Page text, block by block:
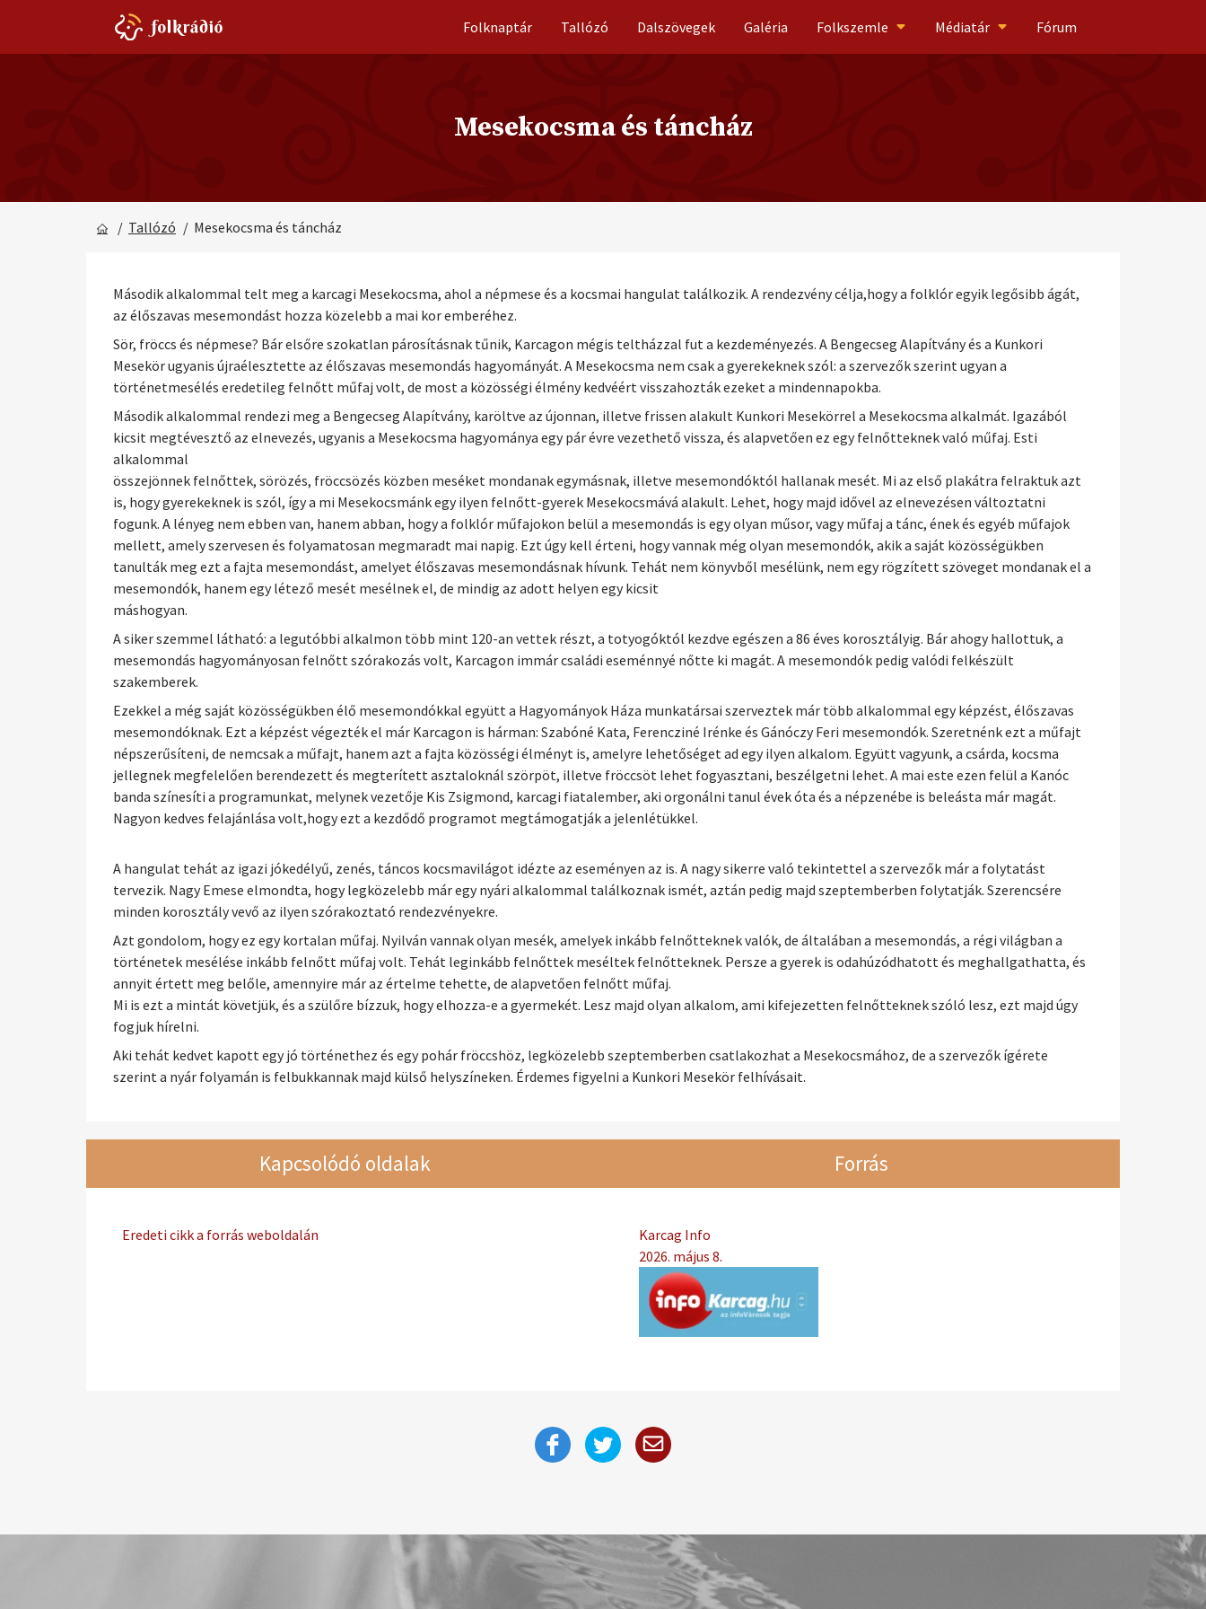
Folknaptár Tallózó Dalszövegek Galéria Folkszemle Médiatár Fórum
Mesekocsma és táncház
/ Tallózó / Mesekocsma és táncház
Második alkalommal telt meg a karcagi Mesekocsma, ahol a népmese és a kocsmai hangulat találkozik. A rendezvény célja,hogy a folklór egyik legősibb ágát,
az élőszavas mesemondást hozza közelebb a mai kor emberéhez.
Sör, fröccs és népmese? Bár elsőre szokatlan párosításnak tűnik, Karcagon mégis teltházzal fut a kezdeményezés. A Bengecseg Alapítvány és a Kunkori
Mesekör ugyanis újraélesztette az élőszavas mesemondás hagyományát. A Mesekocsma nem csak a gyerekeknek szól: a szervezők szerint ugyan a
történetmesélés eredetileg felnőtt műfaj volt, de most a közösségi élmény kedvéért visszahozták ezeket a mindennapokba.
Második alkalommal rendezi meg a Bengecseg Alapítvány, karöltve az újonnan, illetve frissen alakult Kunkori Mesekörrel a Mesekocsma alkalmát. Igazából
kicsit megtévesztő az elnevezés, ugyanis a Mesekocsma hagyománya egy pár évre vezethető vissza, és alapvetően ez egy felnőtteknek való műfaj. Esti
alkalommal
összejönnek felnőttek, sörözés, fröccsözés közben meséket mondanak egymásnak, illetve mesemondóktól hallanak mesét. Mi az első plakátra felraktuk azt
is, hogy gyerekeknek is szól, így a mi Mesekocsmánk egy ilyen felnőtt-gyerek Mesekocsmává alakult. Lehet, hogy majd idővel az elnevezésen változtatni
fogunk. A lényeg nem ebben van, hanem abban, hogy a folklór műfajokon belül a mesemondás is egy olyan műsor, vagy műfaj a tánc, ének és egyéb műfajok
mellett, amely szervesen és folyamatosan megmaradt mai napig. Ezt úgy kell érteni, hogy vannak még olyan mesemondók, akik a saját közösségükben
tanulták meg ezt a fajta mesemondást, amelyet élőszavas mesemondásnak hívunk. Tehát nem könyvből mesélünk, nem egy rögzített szöveget mondanak el a
mesemondók, hanem egy létező mesét mesélnek el, de mindig az adott helyen egy kicsit
máshogyan.
A siker szemmel látható: a legutóbbi alkalmon több mint 120-an vettek részt, a totyogóktól kezdve egészen a 86 éves korosztályig. Bár ahogy hallottuk, a
mesemondás hagyományosan felnőtt szórakozás volt, Karcagon immár családi eseménnyé nőtte ki magát. A mesemondók pedig valódi felkészült
szakemberek.
Ezekkel a még saját közösségükben élő mesemondókkal együtt a Hagyományok Háza munkatársai szerveztek már több alkalommal egy képzést, élőszavas
mesemondóknak. Ezt a képzést végezték el már Karcagon is hárman: Szabóné Kata, Ferencziné Irénke és Gánóczy Feri mesemondók. Szeretnénk ezt a műfajt
népszerűsíteni, de nemcsak a műfajt, hanem azt a fajta közösségi élményt is, amelyre lehetőséget ad egy ilyen alkalom. Együtt vagyunk, a csárda, kocsma
jellegnek megfelelően berendezett és megterített asztaloknál szörpöt, illetve fröccsöt lehet fogyasztani, beszélgetni lehet. A mai este ezen felül a Kanóc
banda színesíti a programunkat, melynek vezetője Kis Zsigmond, karcagi fiatalember, aki orgonálni tanul évek óta és a népzenébe is beleásta már magát.
Nagyon kedves felajánlása volt,hogy ezt a kezdődő programot megtámogatják a jelenlétükkel.
A hangulat tehát az igazi jókedélyű, zenés, táncos kocsmavilágot idézte az eseményen az is. A nagy sikerre való tekintettel a szervezők már a folytatást
tervezik. Nagy Emese elmondta, hogy legközelebb már egy nyári alkalommal találkoznak ismét, aztán pedig majd szeptemberben folytatják. Szerencsére
minden korosztály vevő az ilyen szórakoztató rendezvényekre.
Azt gondolom, hogy ez egy kortalan műfaj. Nyilván vannak olyan mesék, amelyek inkább felnőtteknek valók, de általában a mesemondás, a régi világban a
történetek mesélése inkább felnőtt műfaj volt. Tehát leginkább felnőttek meséltek felnőtteknek. Persze a gyerek is odahúzódhatott és meghallgathatta, és
annyit értett meg belőle, amennyire már az értelme tehette, de alapvetően felnőtt műfaj.
Mi is ezt a mintát követjük, és a szülőre bízzuk, hogy elhozza-e a gyermekét. Lesz majd olyan alkalom, ami kifejezetten felnőtteknek szóló lesz, ezt majd úgy
fogjuk hírelni.
Aki tehát kedvet kapott egy jó történethez és egy pohár fröccshöz, legközelebb szeptemberben csatlakozhat a Mesekocsmához, de a szervezők ígérete
szerint a nyár folyamán is felbukkannak majd külső helyszíneken. Érdemes figyelni a Kunkori Mesekör felhívásait.
Kapcsolódó oldalak
Eredeti cikk a forrás weboldalán
Forrás
Karcag Info
2026. május 8.